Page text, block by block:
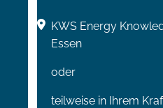
KWS Energy
Essen
oder
teilweise in Ihrem